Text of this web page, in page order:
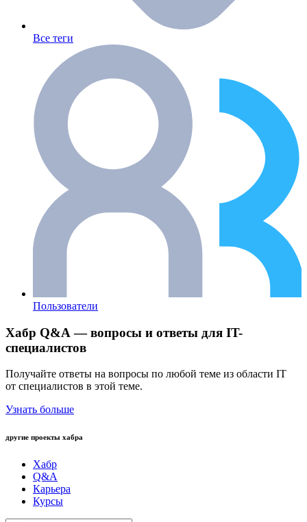
Все теги
Пользователи
Хабр Q&A — вопросы и ответы для IT-
специалистов
Получайте ответы на вопросы по любой теме из области IT
от специалистов в этой теме.
Узнать больше
другие проекты хабра
Хабр
Q&A
Карьера
Курсы